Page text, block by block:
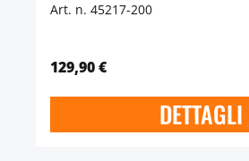
Art. n. 45217-200
129,90 €
DETTAGLI